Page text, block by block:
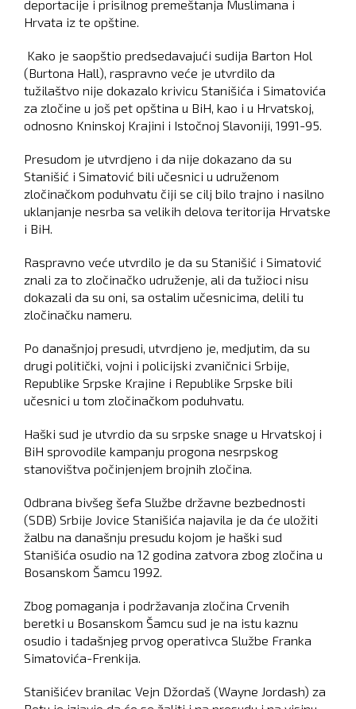
deportacije i prisilnog premeštanja Muslimana i
Hrvata iz te opštine.
Kako je saopštio predsedavajući sudija Barton Hol
(Burtona Hall), raspravno veće je utvrdilo da
tužilaštvo nije dokazalo krivicu Stanišića i Simatovića
za zločine u još pet opština u BiH, kao i u Hrvatskoj,
odnosno Kninskoj Krajini i Istočnoj Slavoniji, 1991-95.
Presudom je utvrdjeno i da nije dokazano da su
Stanišić i Simatović bili učesnici u udruženom
zločinačkom poduhvatu čiji se cilj bilo trajno i nasilno
uklanjanje nesrba sa velikih delova teritorija Hrvatske
i BiH.
Raspravno veće utvrdilo je da su Stanišić i Simatović
znali za to zločinačko udruženje, ali da tužioci nisu
dokazali da su oni, sa ostalim učesnicima, delili tu
zločinačku nameru.
Po današnjoj presudi, utvrdjeno je, medjutim, da su
drugi politički, vojni i policijski zvaničnici Srbije,
Republike Srpske Krajine i Republike Srpske bili
učesnici u tom zločinačkom poduhvatu.
Haški sud je utvrdio da su srpske snage u Hrvatskoj i
BiH sprovodile kampanju progona nesrpskog
stanovištva počinjenjem brojnih zločina.
Odbrana bivšeg šefa Službe državne bezbednosti
(SDB) Srbije Jovice Stanišića najavila je da će uložiti
žalbu na današnju presudu kojom je haški sud
Stanišića osudio na 12 godina zatvora zbog zločina u
Bosanskom Šamcu 1992.
Zbog pomaganja i podržavanja zločina Crvenih
beretki u Bosanskom Šamcu sud je na istu kaznu
osudio i tadašnjeg prvog operativca Službe Franka
Simatovića-Frenkija.
Stanišićev branilac Vejn Džordaš (Wayne Jordash) za